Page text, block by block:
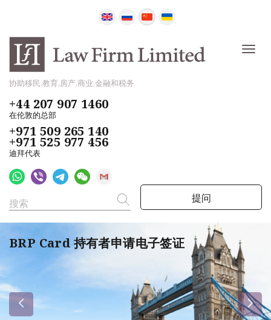
协助移民,教育,房产,商业,金融和税务
+44 207 907 1460
在伦敦的总部
+971 509 265 140
+971 525 977 456
迪拜代表
提问
BRP Card 持有者申请电子签证